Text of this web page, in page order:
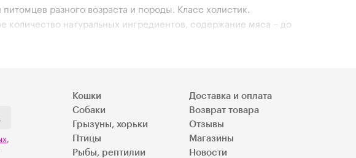
разного возраста и породы. Класс холистик.
количество натуральных ингредиентов, содержание мяса – до
а также заботятся о здоровье сердечно-сосудистой и опорно-
нос» в Новосибирске. Мы предлагаем низкие цены, скидки,
,
Кошки
Собаки
Грызуны, хорьки
Птицы
Рыбы, рептилии
Доставка и оплата
Возврат товара
Отзывы
Магазины
Новости